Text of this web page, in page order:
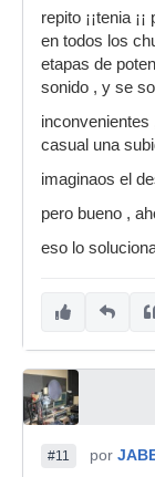
repito ¡¡tenia
en todos los
etapas de
sonido , y se
casual una
imaginaos el
pero bueno ,
eso lo
#11 por